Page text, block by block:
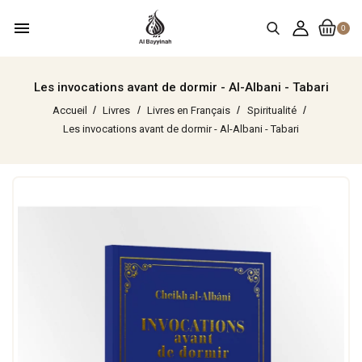
0
menu
Les invocations avant de dormir - Al-Albani - Tabari
Accueil Livres Livres en Français
Spiritualité
Les invocations avant de dormir - Al-Albani - Tabari